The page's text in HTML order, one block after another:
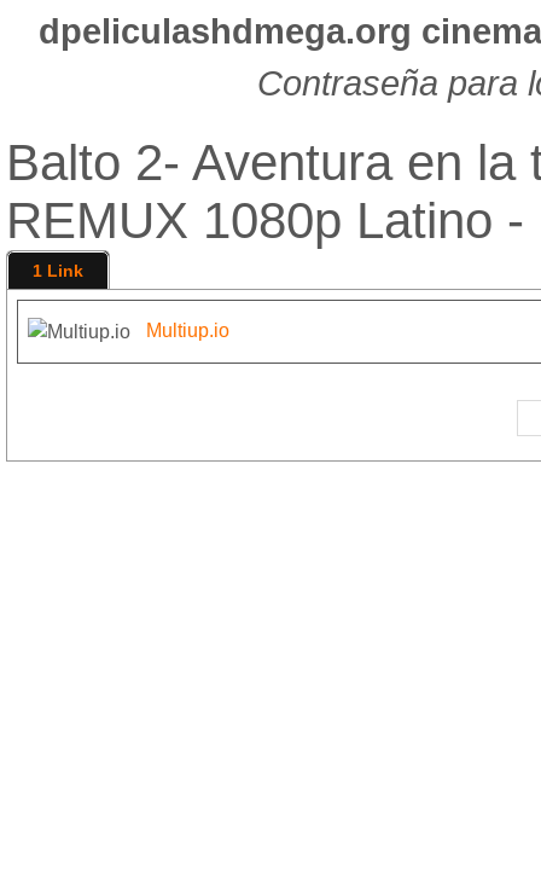
dpeliculashdmega.org
Contraseña para
Balto 2- Aventura en la
REMUX 1080p Latino
1 Link
Multiup.io